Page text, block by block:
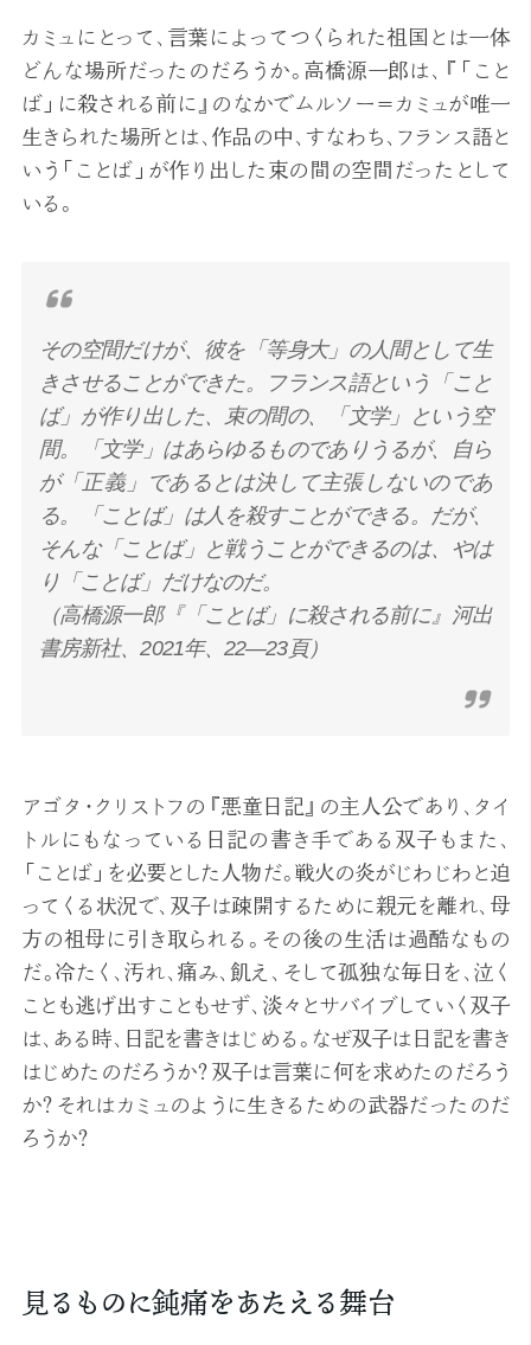
カミュにとって、言葉によってつくられた祖国とは一体
どんな場所だったのだろうか。高橋源一郎は、『「こと
ば」に殺される前に』のなかでムルソー＝カミュが唯一
生きられた場所とは、作品の中、すなわち、フランス語と
いう「ことば」が作り出した束の間の空間だったとして
いる。
その空間だけが、彼を「等身大」の人間として生
きさせることができた。フランス語という「こと
ば」が作り出した、束の間の、「文学」という空
間。「文学」はあらゆるものでありうるが、自ら
が「正義」であるとは決して主張しないのであ
る。「ことば」は人を殺すことができる。だが、
そんな「ことば」と戦うことができるのは、やは
り「ことば」だけなのだ。
（高橋源一郎『「ことば」に殺される前に』河出
書房新社、2021年、22―23頁）
アゴタ・クリストフの『悪童日記』の主人公であり、タイ
トルにもなっている日記の書き手である双子もまた、
「ことば」を必要とした人物だ。戦火の炎がじわじわと迫
ってくる状況で、双子は疎開するために親元を離れ、母
方の祖母に引き取られる。その後の生活は過酷なもの
だ。冷たく、汚れ、痛み、飢え、そして孤独な毎日を、泣く
ことも逃げ出すこともせず、淡々とサバイブしていく双子
は、ある時、日記を書きはじめる。なぜ双子は日記を書き
はじめたのだろうか？双子は言葉に何を求めたのだろう
か？それはカミュのように生きるための武器だったのだ
ろうか？
見るものに鈍痛をあたえる舞台